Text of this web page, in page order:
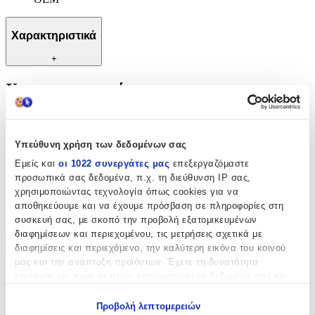
Υπεύθυνη χρήση των δεδομένων σας
Εμείς και οι 1022 συνεργάτες μας επεξεργαζόμαστε
προσωπικά σας δεδομένα, π.χ. τη διεύθυνση IP σας,
χρησιμοποιώντας τεχνολογία όπως cookies για να
αποθηκεύουμε και να έχουμε πρόσβαση σε πληροφορίες στη
συσκευή σας, με σκοπό την προβολή εξατομικευμένων
διαφημίσεων και περιεχομένου, τις μετρήσεις σχετικά με
διαφημίσεις και περιεχόμενο, την καλύτερη εικόνα του κοινού
μας και την ανάπτυξη προϊόντων. Έχετε τη δυνατότητα
Προβολή λεπτομερειών
Χαρακτηριστικά
+
Χαρακτηριστικά
Κατασκευαστής:
OEM
Αξιολογήσεις
Προς το παρόν δεν υπάρχουν άλλες αξιολογήσεις. Όταν
προστεθούν, θα εμφανιστούν εδώ.
Πώς υπολογίζεται η βαθμολογία
Η τελική βαθμολογία βασίζεται αποκλειστικά σε κριτικές χρηστών
επιβεβαιώσει την αγορά τους.
Γράψου στο Νewsletter μας για νέα & προσφορές!